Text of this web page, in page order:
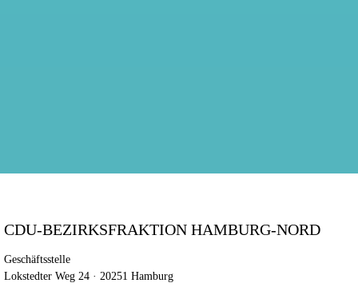
CDU-BEZIRKSFRAKTION HAMBURG-NORD
Geschäftsstelle
Lokstedter Weg 24 · 20251 Hamburg